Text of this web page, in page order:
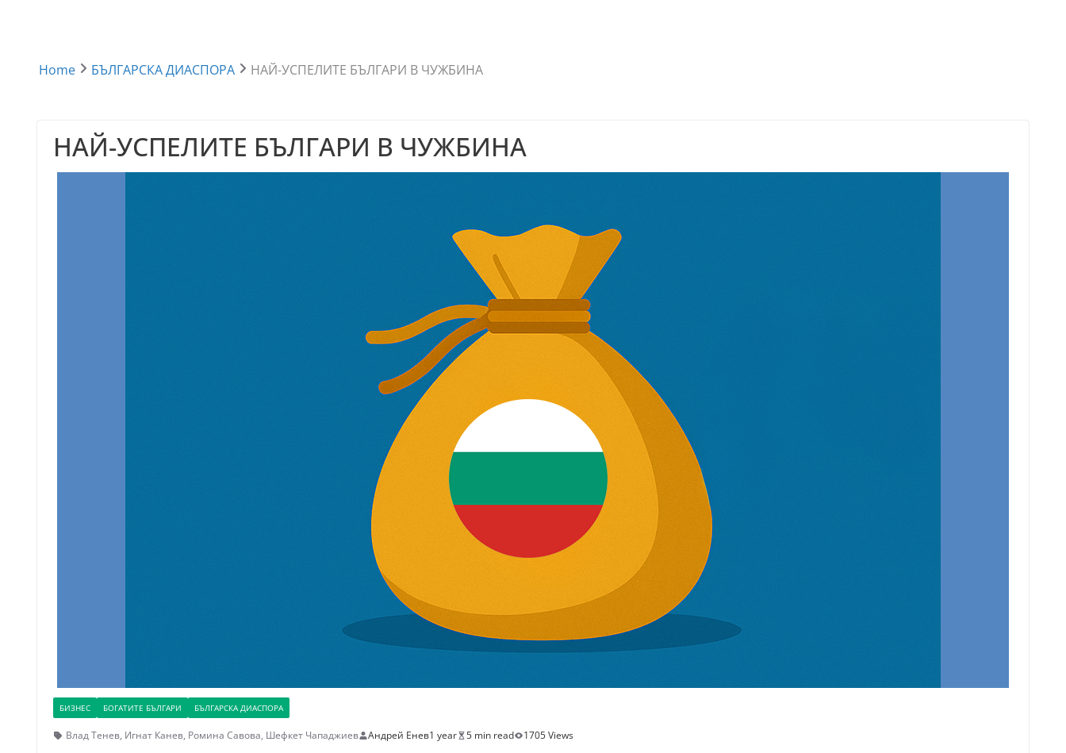
Home БЪЛГАРСКА ДИАСПОРА НАЙ-УСПЕЛИТЕ БЪЛГАРИ В ЧУЖБИНА
НАЙ-УСПЕЛИТЕ БЪЛГАРИ В ЧУЖБИНА
БИЗНЕС БОГАТИТЕ БЪЛГАРИ БЪЛГАРСКА ДИАСПОРА
Влад Тенев, Игнат Канев, Ромина Савова, Шефкет Чападжиев Андрей Енев1 year 5 min read 1705 Views